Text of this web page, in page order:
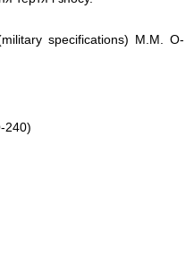
specifications) M.M. O-
240)